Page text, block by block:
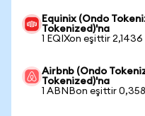
Equinix (Ondo
Tokenized)'na
1 EQIXon eşittir
Airbnb (Ondo
Tokenized)'na
1 ABNBon eşittir